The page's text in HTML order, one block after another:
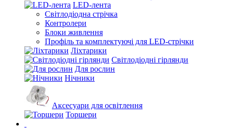
LED-лента
Світлодіодна стрічка
Контролери
Блоки живлення
Профіль та комплектуючі для LED-стрічки
Ліхтарики
Світлодіодні гірлянди
Для рослин
Нічники
Аксесуари для освітлення
Торшери